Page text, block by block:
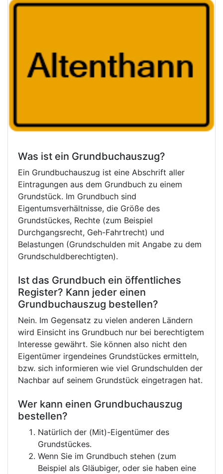
Was ist ein Grundbuchauszug?
Ein Grundbuchauszug ist eine Abschrift aller
Eintragungen aus dem Grundbuch zu einem
Grundstück. Im Grundbuch sind
Eigentumsverhältnisse, die Größe des
Grundstückes, Rechte (zum Beispiel
Durchgangsrecht, Geh-Fahrtrecht) und
Belastungen (Grundschulden mit Angabe zu dem
Grundschuldberechtigten).
Ist das Grundbuch ein öffentliches
Register? Kann jeder einen
Grundbuchauszug bestellen?
Nein. Im Gegensatz zu vielen anderen Ländern
wird Einsicht ins Grundbuch nur bei berechtigtem
Interesse gewährt. Sie können also nicht den
Eigentümer irgendeines Grundstückes ermitteln,
bzw. sich informieren wie viel Grundschulden der
Nachbar auf seinem Grundstück eingetragen hat.
Wer kann einen Grundbuchauszug
bestellen?
Natürlich der (Mit)-Eigentümer des
Grundstückes.
Wenn Sie im Grundbuch stehen (zum
Beispiel als Gläubiger, oder sie haben eine